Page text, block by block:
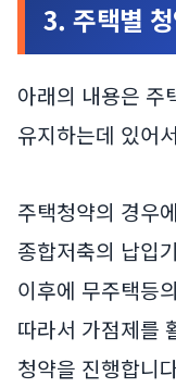
3. 주택별
아래의 내용은 주
유지하는데 있어
주택청약의 경우
종합저축의 납입
이후에 무주택등
따라서 가점제를
청약을 진행합니